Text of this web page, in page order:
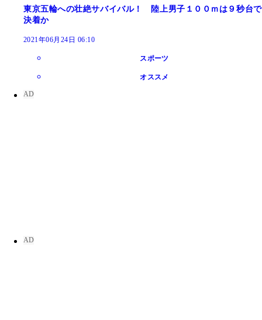
東京五輪への壮絶サバイバル！ 陸上男子１００ｍは９秒台で
決着か
2021年06月24日 06:10
スポーツ
オススメ